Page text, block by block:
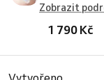
Zobrazit
1 790 Kč